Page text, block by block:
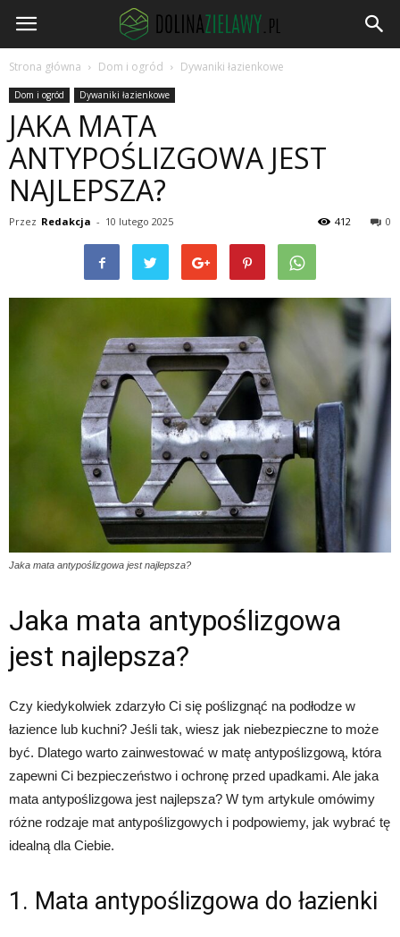
DolinaZielawy.pl
Strona główna Dom i ogród Dywaniki łazienkowe
Dom i ogród Dywaniki łazienkowe
JAKA MATA
ANTYPOŚLIZGOWA JEST
NAJLEPSZA?
Przez Redakcja - 10 lutego 2025 0
412
Jaka mata antypoślizgowa jest najlepsza?
Jaka mata antypoślizgowa
jest najlepsza?
Czy kiedykolwiek zdarzyło Ci się poślizgnąć na podłodze w
łazience lub kuchni? Jeśli tak, wiesz jak niebezpieczne to może
być. Dlatego warto zainwestować w matę antypoślizgową, która
zapewni Ci bezpieczeństwo i ochronę przed upadkami. Ale jaka
mata antypoślizgowa jest najlepsza? W tym artykule omówimy
różne rodzaje mat antypoślizgowych i podpowiemy, jak wybrać tę
idealną dla Ciebie.
1. Mata antypoślizgowa do łazienki